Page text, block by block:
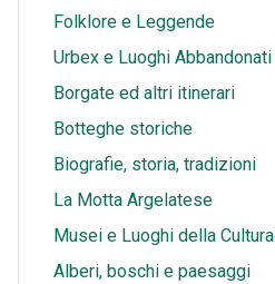
p
Folklore e Leggende
Urbex e Luoghi Abbandonati
Borgate ed altri itinerari
Botteghe storiche
Biografie, storia, tradizioni
La Motta Argelatese
Musei e Luoghi della Cultura
Alberi, boschi e paesaggi